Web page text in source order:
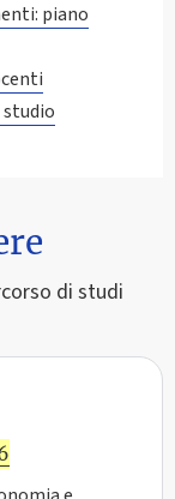
piano
di studi